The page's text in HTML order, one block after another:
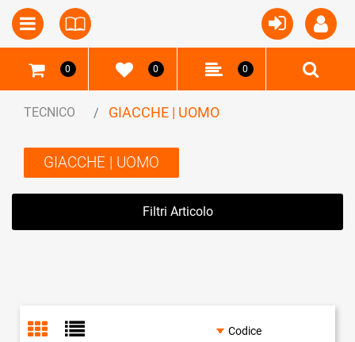
Open Open menu
0 0 0
TECNICO GIACCHE | UOMO
GIACCHE | UOMO
Filtri Articolo